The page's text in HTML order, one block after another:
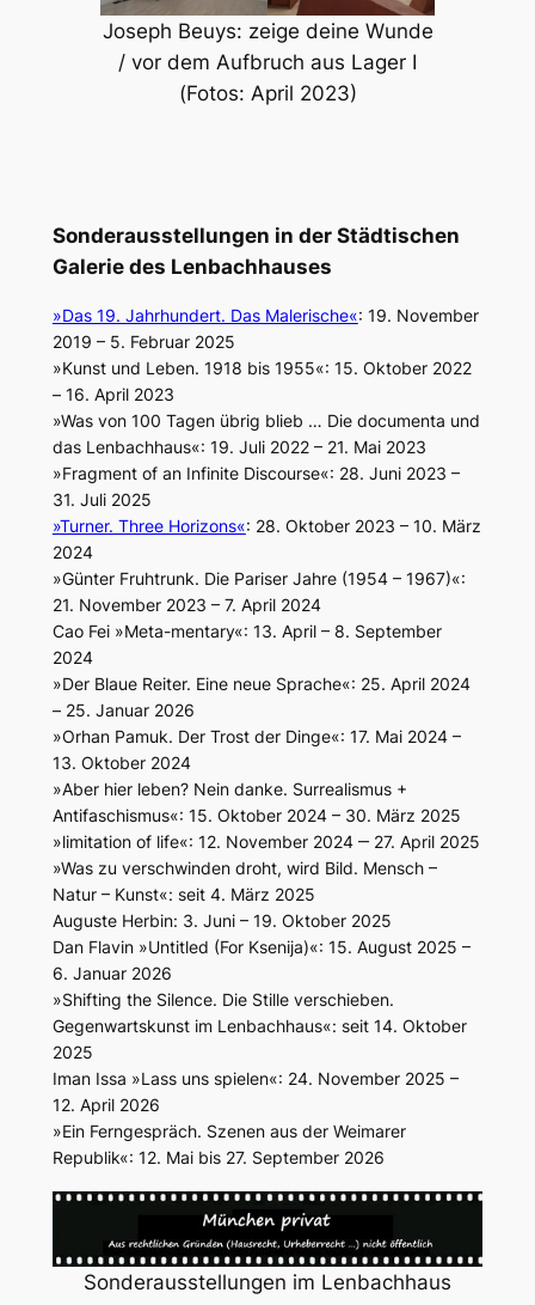
Joseph Beuys: zeige deine Wunde
/ vor dem Aufbruch aus Lager I
(Fotos: April 2023)
Sonderausstellungen in der Städtischen
Galerie des Lenbachhauses
»Das 19. Jahrhundert. Das Malerische«: 19. November
2019 – 5. Februar 2025
»Kunst und Leben. 1918 bis 1955«: 15. Oktober 2022
– 16. April 2023
»Was von 100 Tagen übrig blieb … Die documenta und
das Lenbachhaus«: 19. Juli 2022 – 21. Mai 2023
»Fragment of an Infinite Discourse«: 28. Juni 2023 –
31. Juli 2025
»Turner. Three Horizons«: 28. Oktober 2023 – 10. März
2024
»Günter Fruhtrunk. Die Pariser Jahre (1954 – 1967)«:
21. November 2023 – 7. April 2024
Cao Fei »Meta-mentary«: 13. April – 8. September
2024
»Der Blaue Reiter. Eine neue Sprache«: 25. April 2024
– 25. Januar 2026
»Orhan Pamuk. Der Trost der Dinge«: 17. Mai 2024 –
13. Oktober 2024
»Aber hier leben? Nein danke. Surrealismus +
Antifaschismus«: 15. Oktober 2024 – 30. März 2025
»limitation of life«: 12. November 2024 ‒ 27. April 2025
»Was zu verschwinden droht, wird Bild. Mensch –
Natur – Kunst«: seit 4. März 2025
Auguste Herbin: 3. Juni – 19. Oktober 2025
Dan Flavin »Untitled (For Ksenija)«: 15. August 2025 –
6. Januar 2026
»Shifting the Silence. Die Stille verschieben.
Gegenwartskunst im Lenbachhaus«: seit 14. Oktober
2025
Iman Issa »Lass uns spielen«: 24. November 2025 –
12. April 2026
»Ein Ferngespräch. Szenen aus der Weimarer
Republik«: 12. Mai bis 27. September 2026
Sonderausstellungen im Lenbachhaus